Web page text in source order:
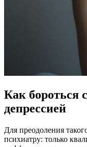
Как бороться
депрессией
Для преодоления
психиатру: только